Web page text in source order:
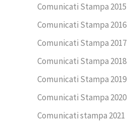
Comunicati Stampa 2015
Comunicati Stampa 2016
Comunicati Stampa 2017
Comunicati Stampa 2018
Comunicati Stampa 2019
Comunicati Stampa 2020
Comunicati stampa 2021